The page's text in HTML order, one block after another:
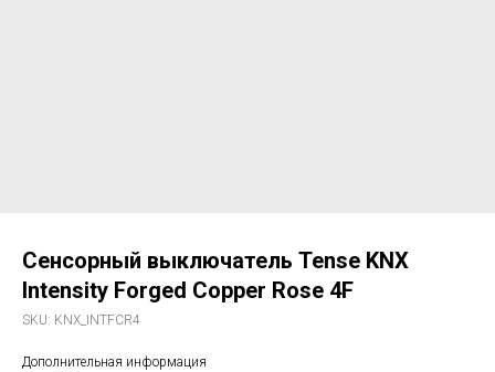
Сенсорный выключатель Tense KNX
Intensity Forged Copper Rose 4F
SKU: KNX_INTFCR4
Дополнительная информация